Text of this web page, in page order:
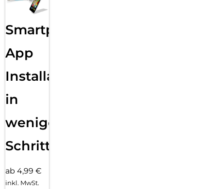
Smartphone
App
Installation
in
wenigen
Schritten
ab 4,99 €
inkl. MwSt.